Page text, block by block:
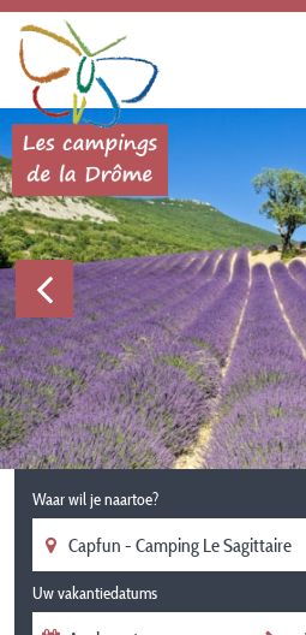
Waar wil je naartoe?
Uw vakantiedatums